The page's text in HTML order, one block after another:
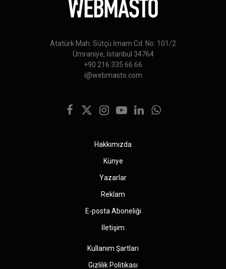
Atatürk Mah. Sütçü İmam Cd. No: 101/2
Ümraniye, İstanbul 34764
+90 216 335 66 66
i@webmasto.com
Facebook
X
Instagram
YouTubeLinkedInWhatsApp
Hakkımızda
Künye
Yazarlar
Reklam
E-posta Aboneliği
İletişim
Kullanım Şartları
Gizlilik Politikası